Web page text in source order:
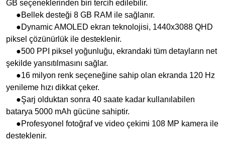
GB seçeneklerinden biri tercih edilebilir.
●Bellek desteği 8 GB RAM ile sağlanır.
●Dynamic AMOLED ekran teknolojisi, 1440x3088 QHD
piksel çözünürlük ile desteklenir.
●500 PPI piksel yoğunluğu, ekrandaki tüm detayların net
şekilde yansıtılmasını sağlar.
●16 milyon renk seçeneğine sahip olan ekranda 120 Hz
yenileme hızı dikkat çeker.
●Şarj olduktan sonra 40 saate kadar kullanılabilen
batarya 5000 mAh gücüne sahiptir.
●Profesyonel fotoğraf ve video çekimi 108 MP kamera ile
desteklenir.